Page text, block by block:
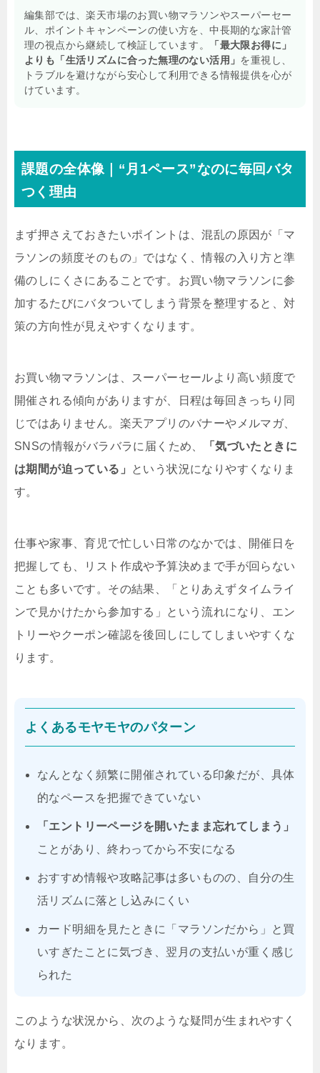
編集部では、楽天市場のお買い物マラソンやスーパーセー
ル、ポイントキャンペーンの使い方を、中長期的な家計管
理の視点から継続して検証しています。
「最大限お得に」
よりも「生活リズムに合った無理のない活用」 を重視し、
トラブルを避けながら安心して利用できる情報提供を心が
けています。
課題の全体像｜“月1ペース”なのに毎回バタ
つく理由
まず押さえておきたいポイントは、混乱の原因が「マ
ラソンの頻度そのもの」ではなく、情報の入り方と準
備のしにくさにあることです。お買い物マラソンに参
加するたびにバタついてしまう背景を整理すると、対
策の方向性が見えやすくなります。
お買い物マラソンは、スーパーセールより高い頻度で
開催される傾向がありますが、日程は毎回きっちり同
じではありません。楽天アプリのバナーやメルマガ、
SNSの情報がバラバラに届くため、
「気づいたときに
は期間が迫っている」
という状況になりやすくなりま
す。
仕事や家事、育児で忙しい日常のなかでは、開催日を
把握しても、リスト作成や予算決めまで手が回らない
ことも多いです。その結果、「とりあえずタイムライ
ンで見かけたから参加する」という流れになり、エン
トリーやクーポン確認を後回しにしてしまいやすくな
ります。
よくあるモヤモヤのパターン
なんとなく頻繁に開催されている印象だが、具体
的なペースを把握できていない
「エントリーページを開いたまま忘れてしまう」
ことがあり、終わってから不安になる
おすすめ情報や攻略記事は多いものの、自分の生
活リズムに落とし込みにくい
カード明細を見たときに「マラソンだから」と買
いすぎたことに気づき、翌月の支払いが重く感じ
られた
このような状況から、次のような疑問が生まれやすく
なります。